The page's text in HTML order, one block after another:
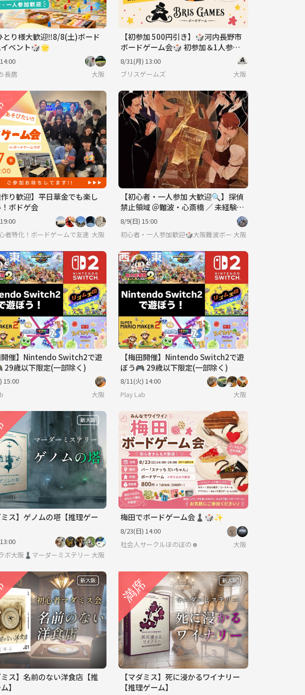
作り
とり様大歓迎‼️8/8(土)ボード
イベント🎲🌟
長居
大阪
【初参加 500円引き】🎲河内長野市
ボードゲーム会🎲 初参加＆1人参加
大歓迎✨️
8/31(月) 13:00
ブリスゲームズ
大阪
作り歓迎】平日華金でも楽し
ボドゲ会
者特化！ボードゲームで友達を作ろうサークル
大阪
【初心者・一人参加 大歓迎🔍】探偵
禁止領域 ＠難波・心斎橋 ／ 未経験か
ら楽しめる！
8/9(日) 15:00
初心者・一人参加歓迎🎲大阪難波ボードゲーム交流会
大阪
開催】Nintendo Switch2で遊
ぼう🎮 29歳以下限定(一部除く)
15:00
大阪
【梅田開催】Nintendo Switch2で遊
ぼう🎮 29歳以下限定(一部除く)
8/11(火) 14:00
Play Lab
大阪
ミス】ゲノムの塔【推理ゲー
ボ大阪♟️マーダーミステリー/ボードゲーム/友達作り
大阪
梅田でボードゲーム会♟️🎲✨
8/23(日) 14:00
社会人サークルほのぼの☻
大阪
ミス】名前のない洋食店【推
】
【マダミス】死に浸かるワイナリー
【推理ゲーム】